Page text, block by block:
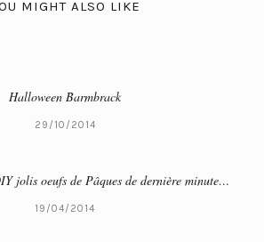
MIGHT ALSO LIKE
Halloween Barmbrack
29/10/2014
jolis oeufs de Pâques de dernière minute…
19/04/2014